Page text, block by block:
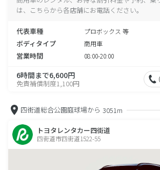
は、こちらから各店舗にお電話ください。
代表車種 プロボックス 等
ボディタイプ 商用車
営業時間 08:00-20:00
6時間まで6,600円
免責補償制度1,100円
四街道総合公園庭球場から 3051m
トヨタレンタカー四街道
四街道市四街道1522-55